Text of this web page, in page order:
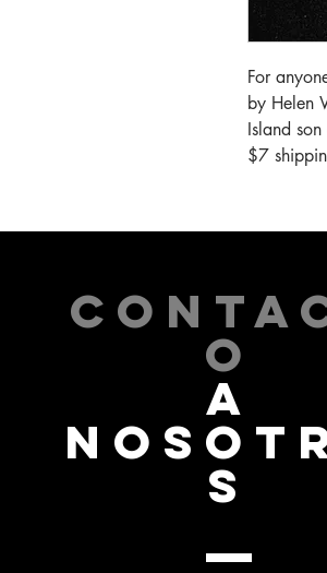
For
by Helen
Island
$7
O
A
S